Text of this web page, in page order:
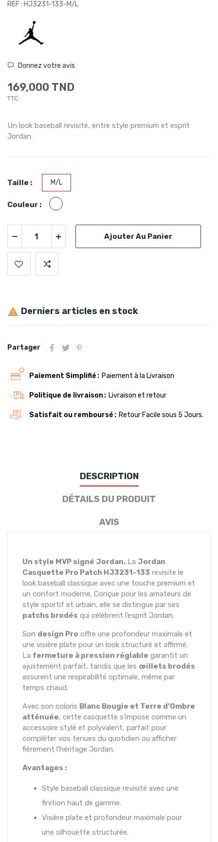
REF : HJ3231-133-M/L
Donnez votre avis
169,000 TND
TTC
Un look baseball revisité, entre style premium et esprit
Jordan.
Taille : M/L
Couleur : Blanc
Ajouter Au Panier
 Derniers articles en stock
Partager
Paiement Simplifié Paiement à la Livraison
Politique de livraison Livraison et retour
Satisfait ou remboursé Retour Facile sous 5 Jours.
DESCRIPTION
DÉTAILS DU PRODUIT
AVIS
Un style MVP signé Jordan. La Jordan
Casquette Pro Patch HJ3231-133 revisite le
look baseball classique avec une touche premium et
un confort moderne. Conçue pour les amateurs de
style sportif et urbain, elle se distingue par ses
patchs brodés qui célèbrent l’esprit Jordan.
Son design Pro offre une profondeur maximale et
une visière plate pour un look structuré et affirmé.
La fermeture à pression réglable garantit un
ajustement parfait, tandis que les œillets brodés
assurent une respirabilité optimale, même par
temps chaud.
Avec son coloris Blanc Bougie et Terre d’Ombre
atténuée, cette casquette s’impose comme un
accessoire stylé et polyvalent, parfait pour
compléter vos tenues du quotidien ou afficher
fièrement l’héritage Jordan.
Avantages :
Style baseball classique revisité avec une
finition haut de gamme.
Visière plate et profondeur maximale pour
une silhouette structurée.